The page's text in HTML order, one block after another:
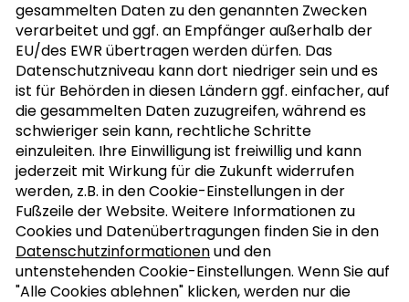
gesammelten Daten zu den genannten Zwecken
verarbeitet und ggf. an Empfänger außerhalb der
EU/des EWR übertragen werden dürfen. Das
Datenschutzniveau kann dort niedriger sein und es
ist für Behörden in diesen Ländern ggf. einfacher, auf
die gesammelten Daten zuzugreifen, während es
schwieriger sein kann, rechtliche Schritte
einzuleiten. Ihre Einwilligung ist freiwillig und kann
jederzeit mit Wirkung für die Zukunft widerrufen
werden, z.B. in den Cookie-Einstellungen in der
Fußzeile der Website. Weitere Informationen zu
Cookies und Datenübertragungen finden Sie in den
Datenschutzinformationenund den
untenstehenden Cookie-Einstellungen. Wenn Sie auf
"Alle Cookies ablehnen" klicken, werden nur die